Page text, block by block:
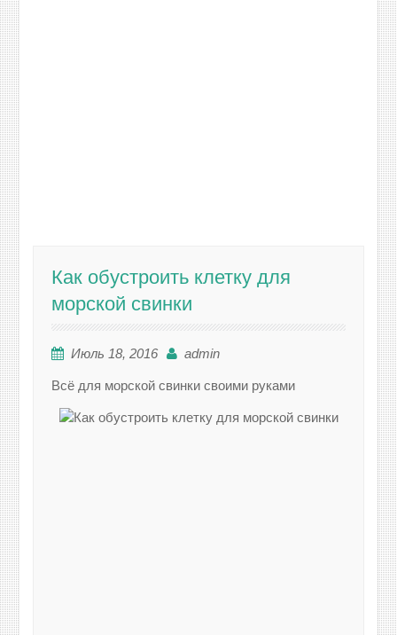
Как обустроить клетку для
морской свинки
Июль 18, 2016 admin
Всё для морской свинки своими руками